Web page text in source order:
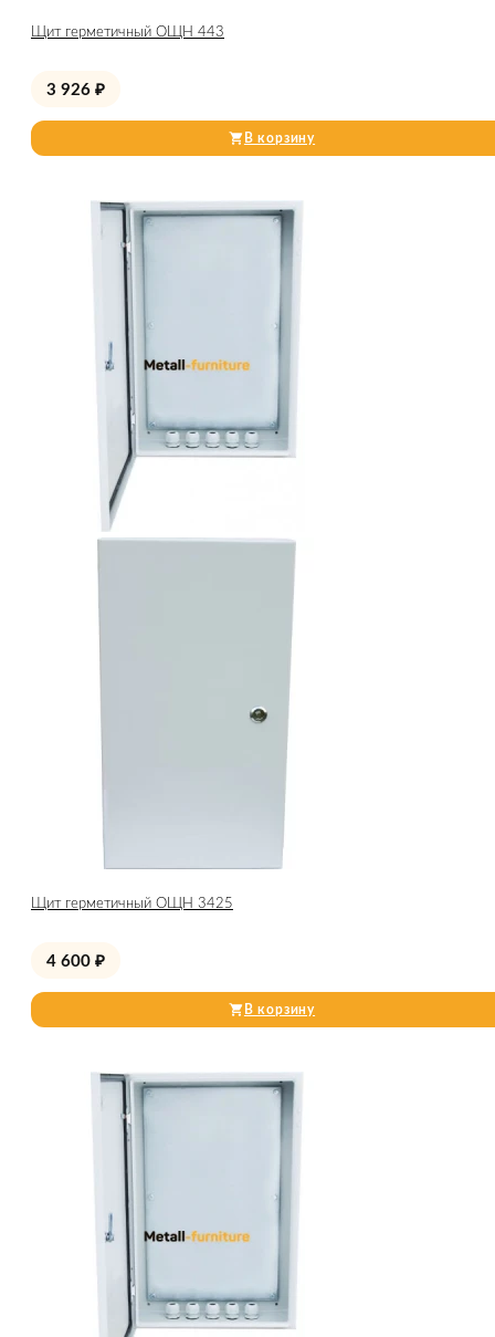
Щит герметичный ОЩН 443
3 926 ₽
В корзину
Щит герметичный ОЩН 3425
4 600 ₽
В корзину